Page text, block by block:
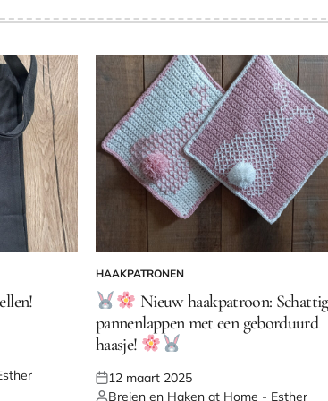
GEPLAATST
IN
HAAKPATRONEN
Nieuw haakpatroon:
pannenlappen met een geborduurd
haasje!
Geplaatst
12 maart 2025
Breien en Haken at Home - Esther